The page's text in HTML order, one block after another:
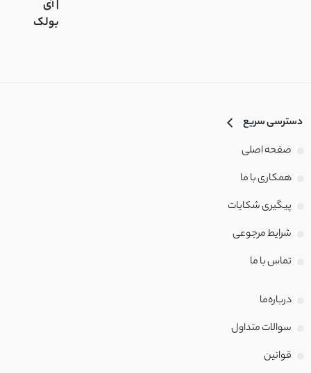
| آی
بولک
دسترسی سریع
صفحه اصلی
همکاری با ما
پیگیری شکایات
شرایط مرجوعی
تماس با‌ ما
درباره‌ما
سوالات متداول
قوانین